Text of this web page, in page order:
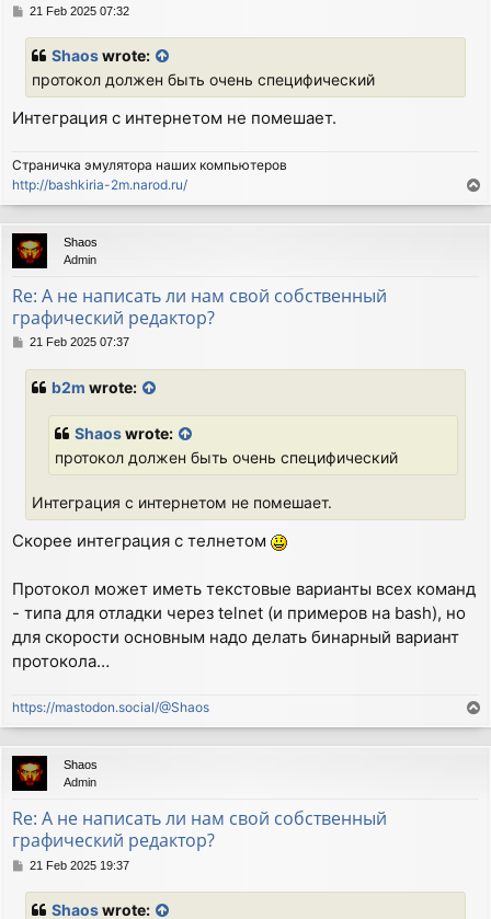
P21 Feb 2025 07:32
Shaoswrote:
протокол должен быть очень специфический
Интеграция с интернетом не помешает.
Страничка эмулятора наших компьютеров
http://bashkiria-2m.narod.ru/
o
p
Shaos
Admin
Re: А не написать ли нам свой собственный
графический редактор?
P21 Feb 2025 07:37
b2m wrote:
Shaoswrote:
протокол должен быть очень специфический
Интеграция с интернетом не помешает.
Скорее интеграция с телнетом
Протокол может иметь текстовые варианты всех команд
- типа для отладки через telnet (и примеров на bash), но
для скорости основным надо делать бинарный вариант
протокола…
https://mastodon.social/@Shaos
o
p
Shaos
Admin
Re: А не написать ли нам свой собственный
графический редактор?
P21 Feb 2025 19:37
Shaoswrote: